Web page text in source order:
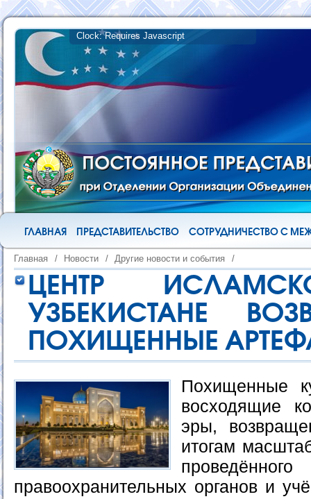
ГЛАВНАЯ ПРЕДСТАВИТЕЛЬСТВО СОТРУДНИЧЕСТВО С
Главная / Новости / Другие новости и события /
ЦЕНТР
УЗБЕКИСТАНЕ
ПОХИЩЕННЫЕ
Похищенные
восходящие
эры,
итогам
правоохранительных органов и